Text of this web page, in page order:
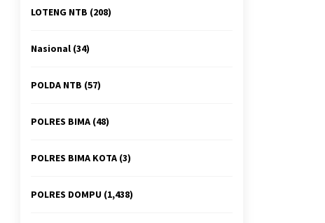
LOTENG NTB (208)
Nasional (34)
POLDA NTB (57)
POLRES BIMA (48)
POLRES BIMA KOTA (3)
POLRES DOMPU (1,438)